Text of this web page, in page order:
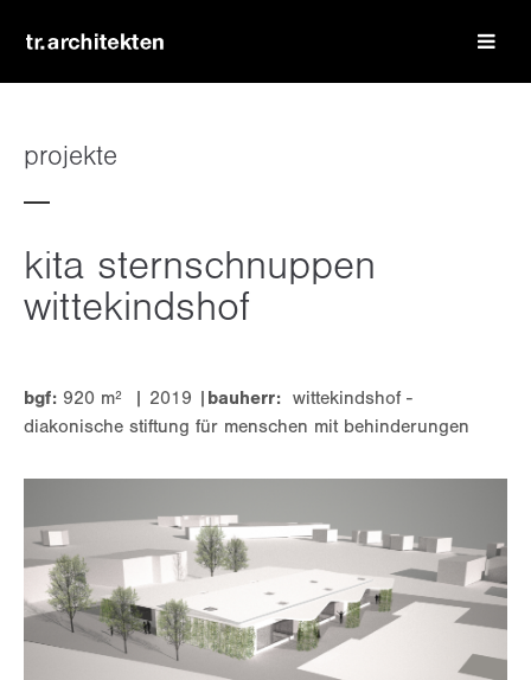
passwort
register lost your password?
24h/ 365days
projekte
kita sternschnuppen
wittekindshof
bgf: 920 m² | 2019 | bauherr: wittekindshof -
diakonische stiftung für menschen mit behinderungen